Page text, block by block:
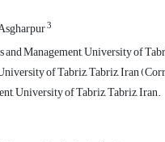
3
Management, University of
of Tabriz, Tabriz, Iran
University of Tabriz, Tabriz, Iran.